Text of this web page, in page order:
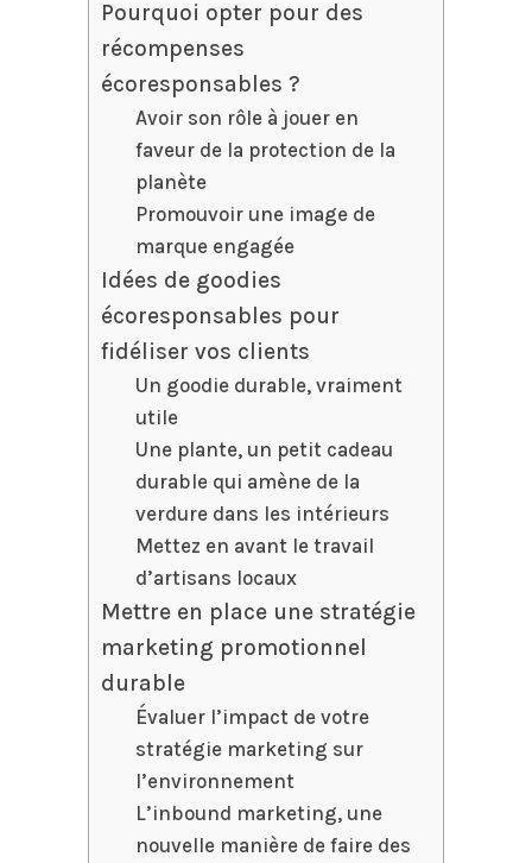
Pourquoi opter pour des
récompenses
écoresponsables ?
Avoir son rôle à jouer en
faveur de la protection de la
planète
Promouvoir une image de
marque engagée
Idées de goodies
écoresponsables pour
fidéliser vos clients
Un goodie durable, vraiment
utile
Une plante, un petit cadeau
durable qui amène de la
verdure dans les intérieurs
Mettez en avant le travail
d’artisans locaux
Mettre en place une stratégie
marketing promotionnel
durable
Évaluer l’impact de votre
stratégie marketing sur
l’environnement
L’inbound marketing, une
nouvelle manière de faire des